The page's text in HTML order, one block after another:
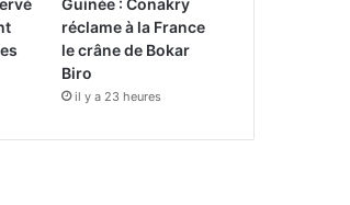
Guinée : Conakry
réclame à la France
le crâne de Bokar
Biro
il y a 23 heures